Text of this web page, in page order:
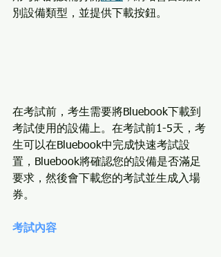
別設備類型，並提供下載按鈕。
在考試前，考生需要將Bluebook下載到
考試使用的設備上。在考試前1-5天，考
生可以在Bluebook中完成快速考試設
置，Bluebook將確認您的設備是否滿足
要求，然後會下載您的考試並生成入場
券。
考試內容